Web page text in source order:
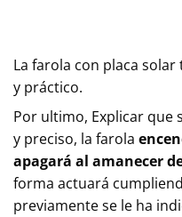
La farola con placa
y práctico.
Por ultimo, Explicar que
y preciso, la farola
apagará al amanecer
forma actuará
previamente se le ha